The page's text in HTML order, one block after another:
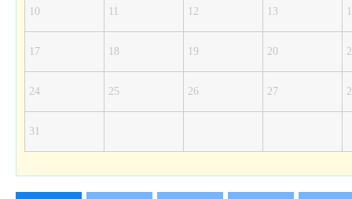
10 11 12 13
17 18 19 20
24 25 26 27
31